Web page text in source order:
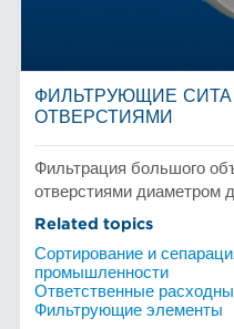
ФИЛЬТРУЮЩИЕ
ОТВЕРСТИЯМИ
Фильтрация большого
отверстиями диаметром
Related topics
Сортирование и
промышленности
Ответственные
Фильтрующие элементы